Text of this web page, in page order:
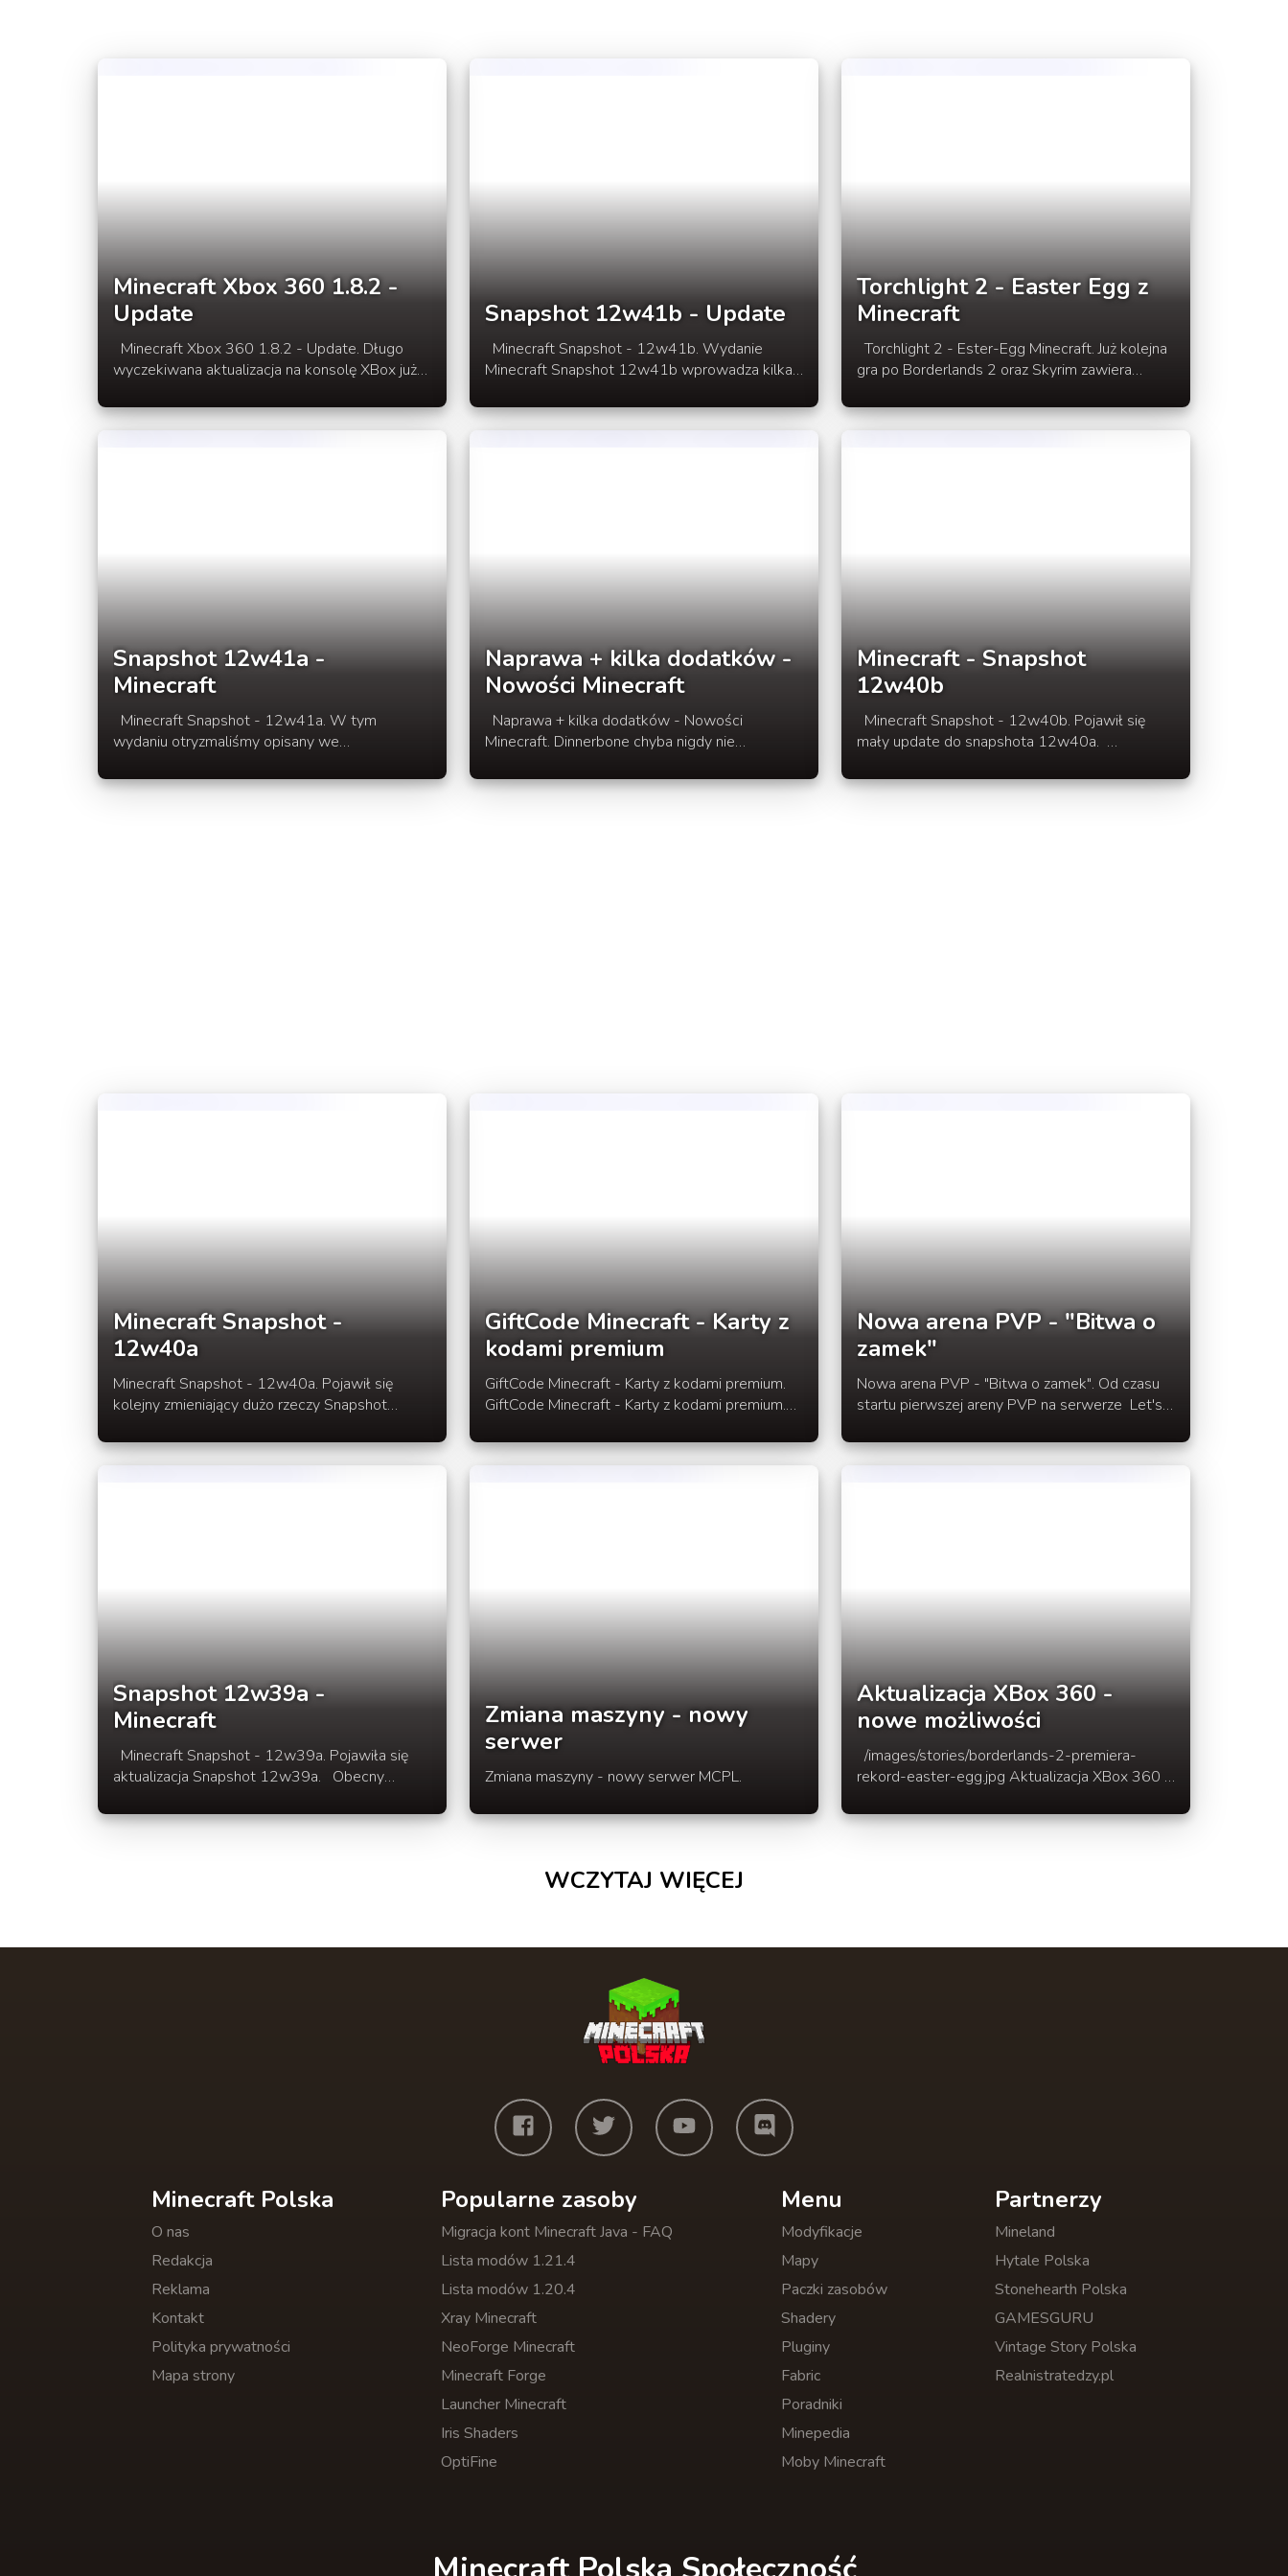
Minecraft Xbox 360 1.8.2 -
Update
wyczekiwana aktualizacja na konsolę XBox już
"Adventure Update" w porównaniu do PC.
Szczególy zmain oraz filmik prezentacyjny nową
Snapshot 12w41b - Update
Minecraft Snapshot 12w41b wprowadza kilka
lista zmian w rozwinięciu newsa.
Torchlight 2 - Easter Egg z
Minecraft
Torchlight 2 - Ester-Egg Minecraft. Już kolejna
gra po Borderlands 2 oraz Skyrim zawiera
kilka obrazków oraz filmik z gry Torchlight 2.
Snapshot 12w41a -
Minecraft
wydaniu otryzmaliśmy opisany we
Oprócz tego poprawiono także kolejne błedy i
Naprawa + kilka dodatków -
Nowości Minecraft
Minecraft. Dinnerbone chyba nigdy nie
wymyśla i dodaje do Minecraft. Tym razem
Minecraft - Snapshot
12w40b
mały update do snapshota 12w40a.
kilka innych drobnych bugów.
Minecraft Snapshot -
12w40a
Minecraft Snapshot - 12w40a. Pojawił się
kolejny zmieniający dużo rzeczy Snapshot
generatorze terenu, dodano kilka nowych
rzeczy dla twórców map adventure oraz
GiftCode Minecraft - Karty z
kodami premium
GiftCode Minecraft - Karty z kodami premium.
GiftCode Minecraft - Karty z kodami premium.
wybranych sieciach handlowych takich jak
Walmart, Target oraz Best Buy dostepne są
Nowa arena PVP - "Bitwa o
zamek"
Nowa arena PVP - "Bitwa o zamek". Od czasu
startu pierwszej areny PVP na serwerze Let's
mam dla was dość nietypową arenę PVP.
Zapraszamy do rozwinięcia wpisu.
Snapshot 12w39a -
Minecraft
aktualizacja Snapshot 12w39a. Obecny
oświetleniem. Pełna lista w rozwinięciu wpisu.
Zmiana maszyny - nowy
serwer
Zmiana maszyny - nowy serwer MCPL.
Aktualizacja XBox 360 -
nowe możliwości
/images/stories/borderlands-2-premiera-
rekord-easter-egg.jpg Aktualizacja XBox 360 -
Xbox 360 zobaczy za około dwa tygodnie. Już
Zobacz dalej w rozwinięciu newsa co czeka w
WCZYTAJ WIĘCEJ
Minecraft Polska
O nas
Redakcja
Reklama
Kontakt
Polityka prywatności
Mapa strony
Popularne zasoby
Migracja kont Minecraft Java - FAQ
Lista modów 1.21.4
Lista modów 1.20.4
Xray Minecraft
NeoForge Minecraft
Minecraft Forge
Launcher Minecraft
Iris Shaders
OptiFine
Menu
Modyfikacje
Mapy
Paczki zasobów
Shadery
Pluginy
Fabric
Poradniki
Minepedia
Moby Minecraft
Partnerzy
Mineland
Hytale Polska
Stonehearth Polska
GAMESGURU
Vintage Story Polska
Realnistratedzy.pl